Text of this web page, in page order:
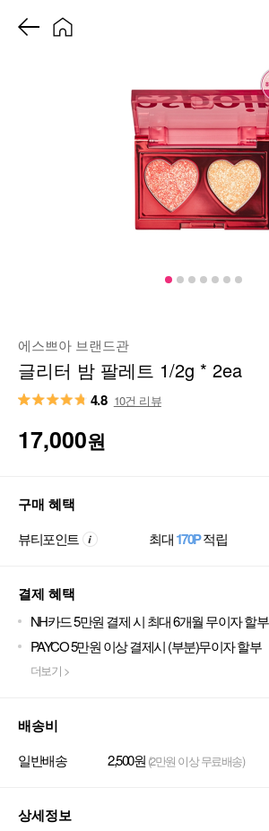
에스쁘아 브랜드관
글리터 밤 팔레트 1/2g * 2ea
4.8 10건 리뷰
17,000원
구매 혜택
뷰티포인트 최대170P적립
결제 혜택
NH카드 5만원 결제 시 최대 6개월 무이자 할부
PAYCO 5만원 이상 결제시 (부분)무이자 할부
더보기 >
배송비
일반배송 2,500원 (2만원 이상 무료배송)
상세정보